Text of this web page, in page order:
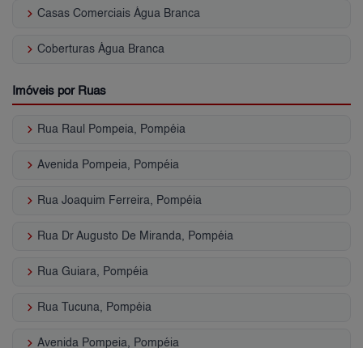
keyboard_arrow_right Casas Comerciais Água Branca
keyboard_arrow_right Coberturas Água Branca
Imóveis por Ruas
keyboard_arrow_right Rua Raul Pompeia, Pompéia
keyboard_arrow_right Avenida Pompeia, Pompéia
keyboard_arrow_right Rua Joaquim Ferreira, Pompéia
keyboard_arrow_right Rua Dr Augusto De Miranda, Pompéia
keyboard_arrow_right Rua Guiara, Pompéia
keyboard_arrow_right Rua Tucuna, Pompéia
keyboard_arrow_right Avenida Pompeia, Pompéia